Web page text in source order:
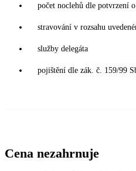
počet noclehů dle potvrzení o
stravování v rozsahu
služby delegáta
pojištění dle zák. č. 159/99
Cena nezahrnuje